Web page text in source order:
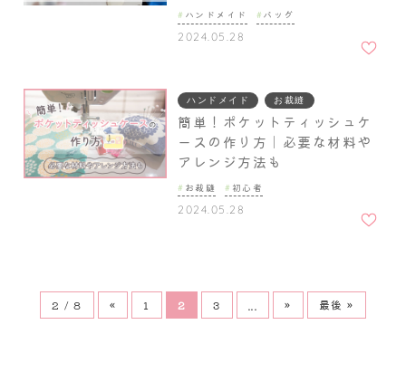
ハンドメイド バッグ
2024.05.28
入りに
ハンドメイド お裁縫
簡単！ポケットティッシュケ
ースの作り方｜必要な材料や
アレンジ方法も
お裁縫 初心者
2024.05.28
入りに
2 / 8 « 1 2 3 » 最後 »